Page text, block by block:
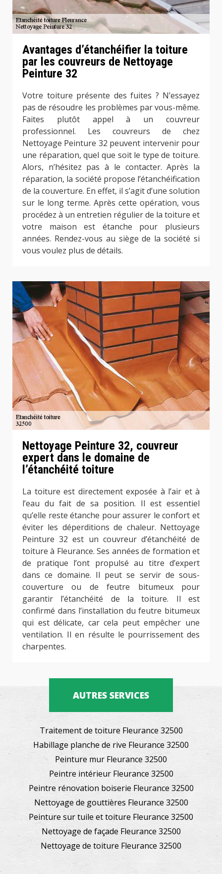
Avantages d’étanchéifier la toiture
par les couvreurs de Nettoyage
Peinture 32
Votre toiture présente des fuites ? N’essayez
pas de résoudre les problèmes par vous-même.
Faites plutôt appel à un couvreur
professionnel. Les couvreurs de chez
Nettoyage Peinture 32 peuvent intervenir pour
une réparation, quel que soit le type de toiture.
Alors, n’hésitez pas à le contacter. Après la
réparation, la société propose l’étanchéification
de la couverture. En effet, il s’agit d’une solution
sur le long terme. Après cette opération, vous
procédez à un entretien régulier de la toiture et
votre maison est étanche pour plusieurs
années. Rendez-vous au siège de la société si
vous voulez plus de détails.
Nettoyage Peinture 32, couvreur
expert dans le domaine de
l’étanchéité toiture
La toiture est directement exposée à l’air et à
l’eau du fait de sa position. Il est essentiel
qu’elle reste étanche pour assurer le confort et
éviter les déperditions de chaleur. Nettoyage
Peinture 32 est un couvreur d’étanchéité de
toiture à Fleurance. Ses années de formation et
de pratique l’ont propulsé au titre d’expert
dans ce domaine. Il peut se servir de sous-
couverture ou de feutre bitumeux pour
garantir l’étanchéité de la toiture. Il est
confirmé dans l’installation du feutre bitumeux
qui est délicate, car cela peut empêcher une
ventilation. Il en résulte le pourrissement des
charpentes.
AUTRES SERVICES
Traitement de toiture Fleurance 32500
Habillage planche de rive Fleurance 32500
Peinture mur Fleurance 32500
Peintre intérieur Fleurance 32500
Peintre rénovation boiserie Fleurance 32500
Nettoyage de gouttières Fleurance 32500
Peinture sur tuile et toiture Fleurance 32500
Nettoyage de façade Fleurance 32500
Nettoyage de toiture Fleurance 32500